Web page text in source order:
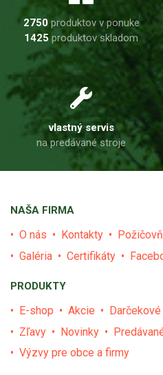
2750produktov v ponuke
1425produktov skladom
vlastný servis
na predávané stroje
NAŠA FIRMA
O nás Kontakty
Galéria
Certifikáty
PRODUKTY
E-shop Akcie
Zľavy
Novinky
Výzvy pre obce a firmy